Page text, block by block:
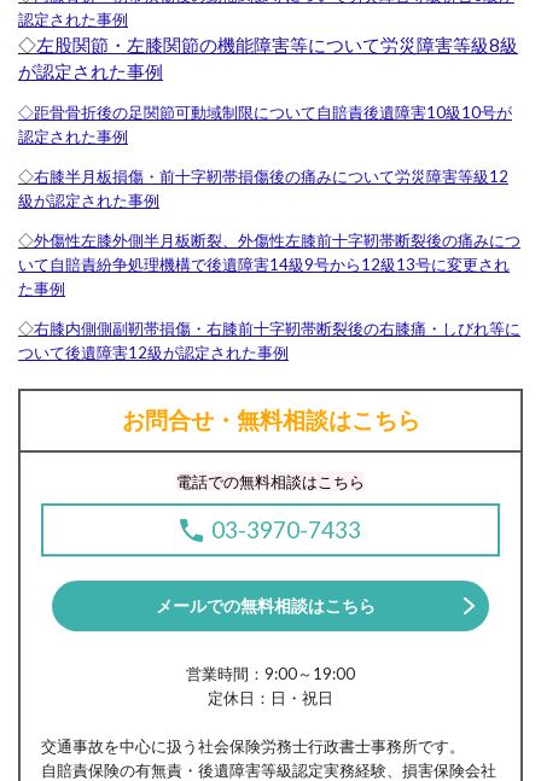
認定された事例
◇左股関節・左膝関節の機能障害等について労災障害等級8級
が認定された事例
◇距骨骨折後の足関節可動域制限について自賠責後遺障害10級10号が
認定された事例
◇右膝半月板損傷・前十字靭帯損傷後の痛みについて労災障害等級12
級が認定された事例
◇外傷性左膝外側半月板断裂、外傷性左膝前十字靭帯断裂後の痛みにつ
いて自賠責紛争処理機構で後遺障害14級9号から12級13号に変更され
た事例
◇右膝内側側副靭帯損傷・右膝前十字靭帯断裂後の右膝痛・しびれ等に
ついて後遺障害12級が認定された事例
お問合せ・無料相談はこちら
電話での無料相談はこちら
03-3970-7433
メールでの無料相談はこちら
営業時間：9:00～19:00
定休日：日・祝日
交通事故を中心に扱う社会保険労務士行政書士事務所です。
自賠責保険の有無責・後遺障害等級認定実務経験、損害保険会社